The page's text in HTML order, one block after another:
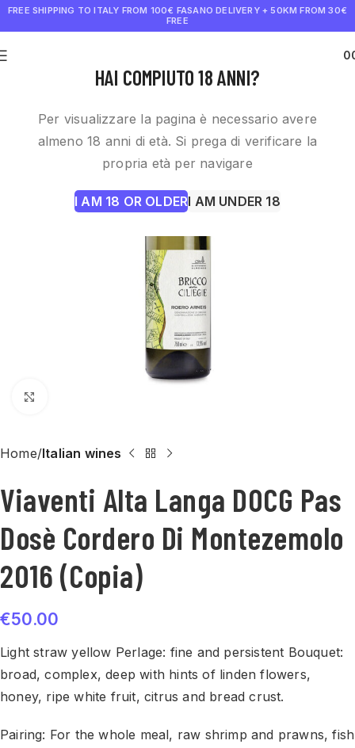
HAI COMPIUTO 18 ANNI?
Per visualizzare la pagina è necessario avere
almeno 18 anni di età. Si prega di verificare la
propria età per navigare
I AM 18 OR OLDERI AM UNDER 18
FREE SHIPPING TO ITALY FROM 100€ FASANO DELIVERY + 50KM FROM 30€
FREE
Home Italian wines
Viaventi Alta Langa DOCG Pas
Dosè Cordero Di Montezemolo
2016 (Copia)
€50.00
Light straw yellow Perlage: fine and persistent Bouquet:
broad, complex, deep with hints of linden flowers,
honey, ripe white fruit, citrus and bread crust.
Pairing: For the whole meal, raw shrimp and prawns, fish